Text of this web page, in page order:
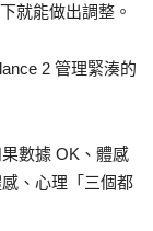
就能做出調整。
2 管理緊湊的
數據 OK、體感
、心理「三個都